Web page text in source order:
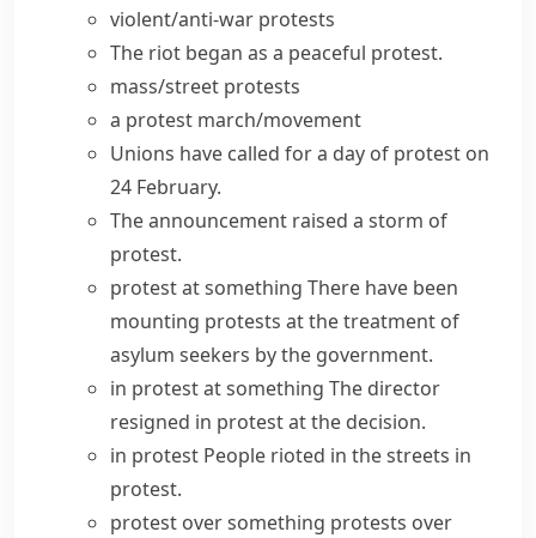
violent/anti-war protests
The riot began as a peaceful protest.
mass/street protests
a protest march/movement
Unions have called for a day of protest on
24 February.
The announcement raised a storm of
protest.
protest at something There have been
mounting protests at the treatment of
asylum seekers by the government.
in protest at something The director
resigned in protest at the decision.
in protest People rioted in the streets in
protest.
protest over something protests over